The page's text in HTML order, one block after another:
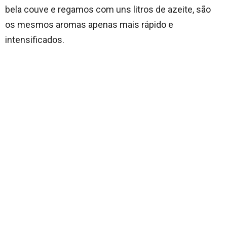
bela couve e regamos com uns litros de azeite, são
os mesmos aromas apenas mais rápido e
intensificados.